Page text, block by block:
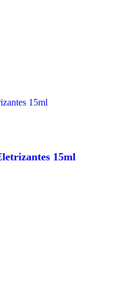
15ml